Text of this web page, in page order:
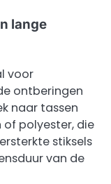
lange
voor
ontberingen
naar tassen
polyester, die
stiksels
van de